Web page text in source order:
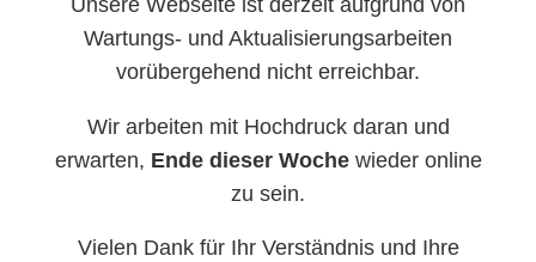
Unsere Webseite ist derzeit aufgrund von
Wartungs- und Aktualisierungsarbeiten
vorübergehend nicht erreichbar.
Wir arbeiten mit Hochdruck daran und
erwarten, Ende dieser Wochewieder online
zu sein.
Vielen Dank für Ihr Verständnis und Ihre